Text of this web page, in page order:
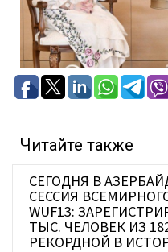
Читайте также
СЕГОДНЯ В
СЕССИЯ
WUF13:
ТЫС. ЧЕЛОВЕК ИЗ
РЕКОРДНОЙ В